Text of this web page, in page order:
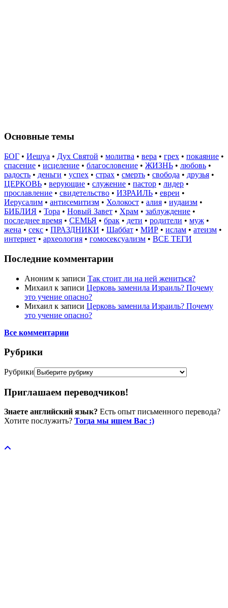
Основные темы
БОГ • Иешуа • Дух Святой • молитва • вера • грех • покаяние •
спасение • исцеление • благословение • ЖИЗНЬ • любовь •
радость • деньги • успех • страх • смерть • свобода • друзья •
ЦЕРКОВЬ • верующие • служение • пастор • лидер •
прославление • свидетельство • ИЗРАИЛЬ • евреи •
Иерусалим • антисемитизм • Холокост • алия • иудаизм •
БИБЛИЯ • Тора • Новый Завет • Храм • заблуждение •
последнее время • СЕМЬЯ • брак • дети • родители • муж •
жена • секс • ПРАЗДНИКИ • Шаббат • МИР • ислам • атеизм •
интернет • археология • гомосексуализм • ВСЕ ТЕГИ
Последние комментарии
Аноним к записи Так стоит ли на ней жениться?
Михаил к записи Церковь заменила Израиль? Почему
это учение опасно?
Михаил к записи Церковь заменила Израиль? Почему
это учение опасно?
Все комментарии
Рубрики
Рубрики
Приглашаем переводчиков!
Знаете английский язык? Есть опыт письменного перевода?
Хотите послужить? Тогда мы ищем Вас :)